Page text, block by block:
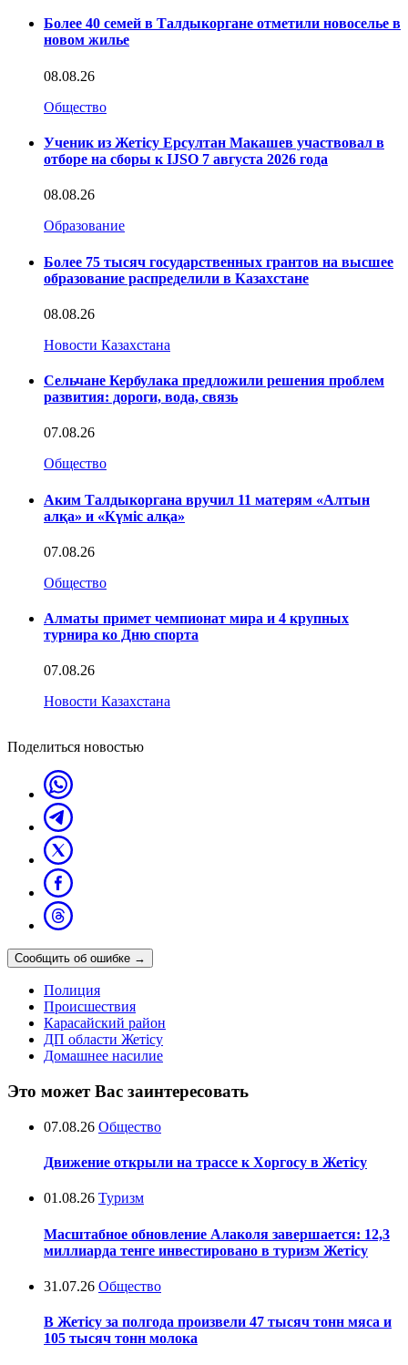
Более 40 семей в Талдыкоргане отметили новоселье в
новом жилье
08.08.26
Общество
Ученик из Жетісу Ерсултан Макашев участвовал в
отборе на сборы к IJSO 7 августа 2026 года
08.08.26
Образование
Более 75 тысяч государственных грантов на высшее
образование распределили в Казахстане
08.08.26
Новости Казахстана
Сельчане Кербулака предложили решения проблем
развития: дороги, вода, связь
07.08.26
Общество
Аким Талдыкоргана вручил 11 матерям «Алтын
алқа» и «Күміс алқа»
07.08.26
Общество
Алматы примет чемпионат мира и 4 крупных
турнира ко Дню спорта
07.08.26
Новости Казахстана
Поделиться новостью
Сообщить об ошибке →
Полиция
Происшествия
Карасайский район
ДП области Жетісу
Домашнее насилие
Это может Вас заинтересовать
07.08.26 Общество
Движение открыли на трассе к Хоргосу в Жетісу
01.08.26 Туризм
Масштабное обновление Алаколя завершается: 12,3
миллиарда тенге инвестировано в туризм Жетісу
31.07.26 Общество
В Жетісу за полгода произвели 47 тысяч тонн мяса и
105 тысяч тонн молока